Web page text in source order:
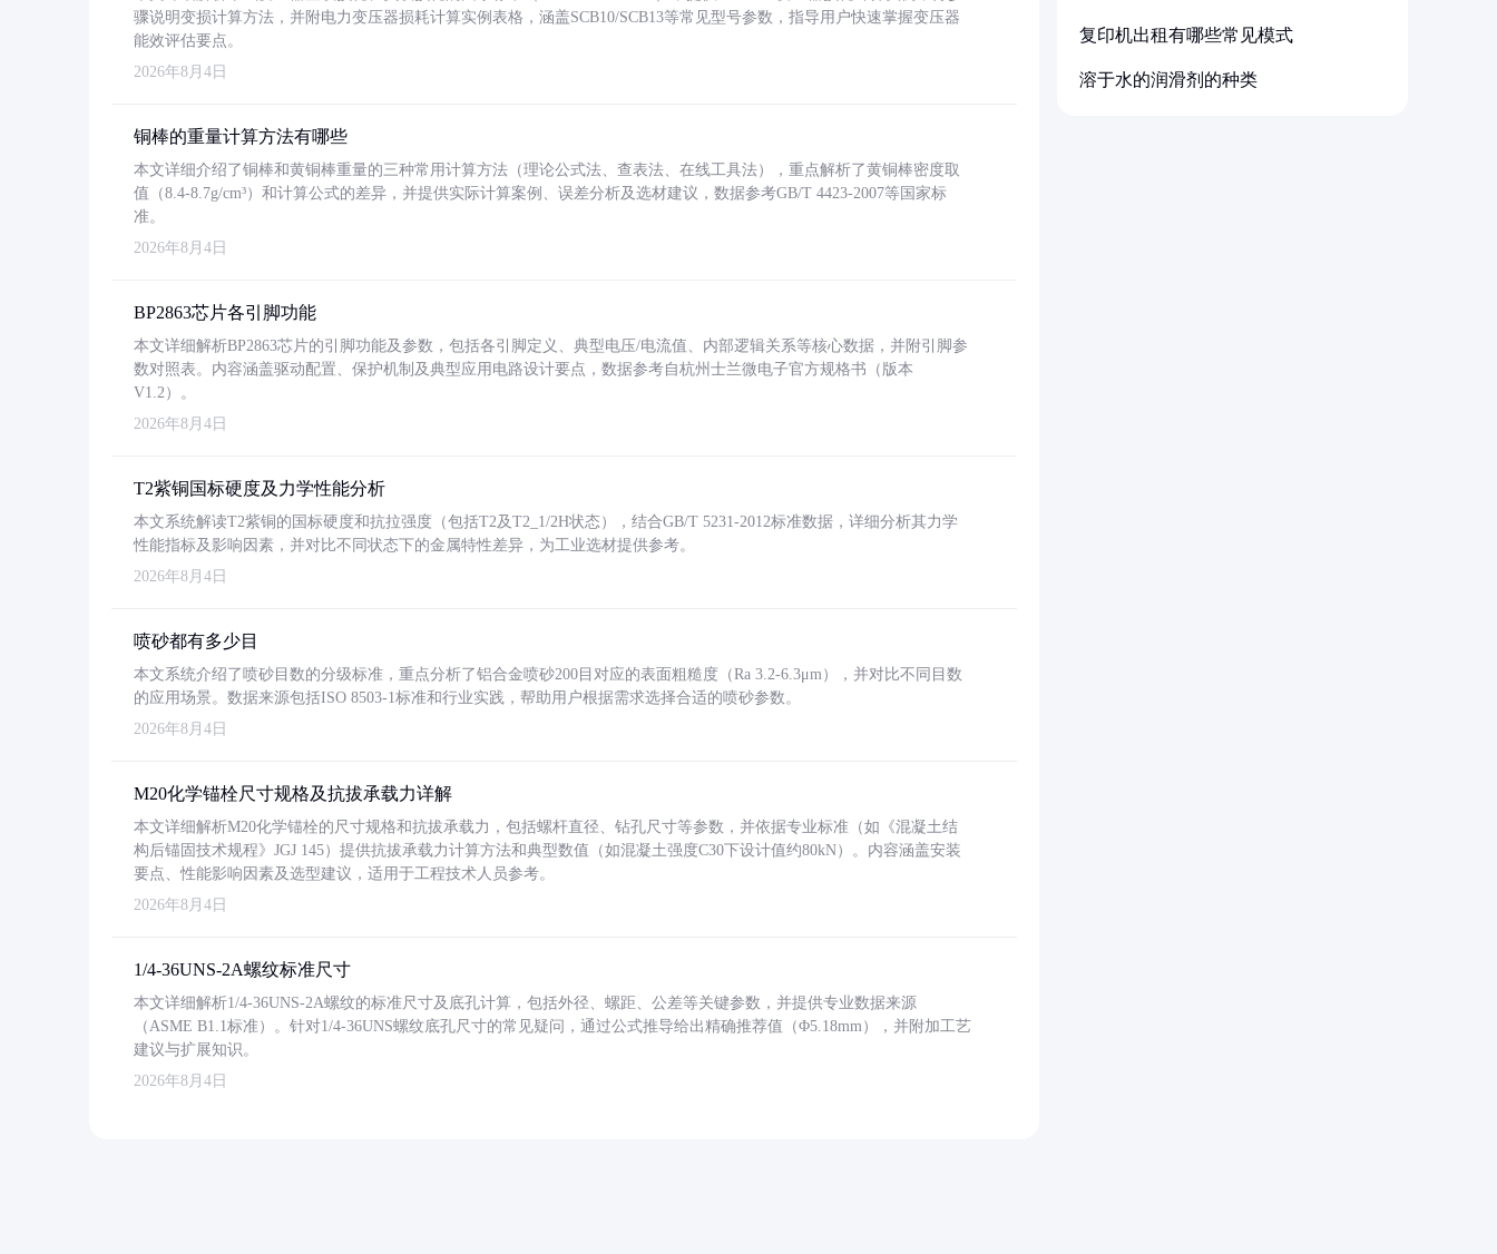
骤说明变损计算方法，并附电力变压器损耗计算实例表格，涵盖SCB10/SCB13等常见型号参数，指导用户快速掌握变压器
能效评估要点。
2026年8月4日
铜棒的重量计算方法有哪些
本文详细介绍了铜棒和黄铜棒重量的三种常用计算方法（理论公式法、查表法、在线工具法），重点解析了黄铜棒密度取
值（8.4-8.7g/cm³）和计算公式的差异，并提供实际计算案例、误差分析及选材建议，数据参考GB/T 4423-2007等国家标
准。
2026年8月4日
BP2863芯片各引脚功能
本文详细解析BP2863芯片的引脚功能及参数，包括各引脚定义、典型电压/电流值、内部逻辑关系等核心数据，并附引脚参
数对照表。内容涵盖驱动配置、保护机制及典型应用电路设计要点，数据参考自杭州士兰微电子官方规格书（版本
V1.2）。
2026年8月4日
T2紫铜国标硬度及力学性能分析
本文系统解读T2紫铜的国标硬度和抗拉强度（包括T2及T2_1/2H状态），结合GB/T 5231-2012标准数据，详细分析其力学
性能指标及影响因素，并对比不同状态下的金属特性差异，为工业选材提供参考。
2026年8月4日
喷砂都有多少目
本文系统介绍了喷砂目数的分级标准，重点分析了铝合金喷砂200目对应的表面粗糙度（Ra 3.2-6.3μm），并对比不同目数
的应用场景。数据来源包括ISO 8503-1标准和行业实践，帮助用户根据需求选择合适的喷砂参数。
2026年8月4日
M20化学锚栓尺寸规格及抗拔承载力详解
本文详细解析M20化学锚栓的尺寸规格和抗拔承载力，包括螺杆直径、钻孔尺寸等参数，并依据专业标准（如《混凝土结
构后锚固技术规程》JGJ 145）提供抗拔承载力计算方法和典型数值（如混凝土强度C30下设计值约80kN）。内容涵盖安装
要点、性能影响因素及选型建议，适用于工程技术人员参考。
2026年8月4日
1/4-36UNS-2A螺纹标准尺寸
本文详细解析1/4-36UNS-2A螺纹的标准尺寸及底孔计算，包括外径、螺距、公差等关键参数，并提供专业数据来源
（ASME B1.1标准）。针对1/4-36UNS螺纹底孔尺寸的常见疑问，通过公式推导给出精确推荐值（Φ5.18mm），并附加工艺
建议与扩展知识。
2026年8月4日
复印机出租有哪些常见模式
溶于水的润滑剂的种类